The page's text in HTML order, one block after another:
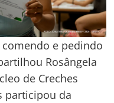
e pedindo
Rosângela
de Creches
participou da